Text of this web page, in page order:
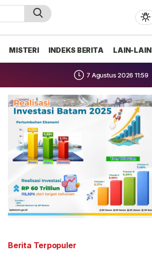
MISTERI INDEKS BERITA LAIN-LAIN
7 Agustus 2026 11:59
Berita Terpopuler